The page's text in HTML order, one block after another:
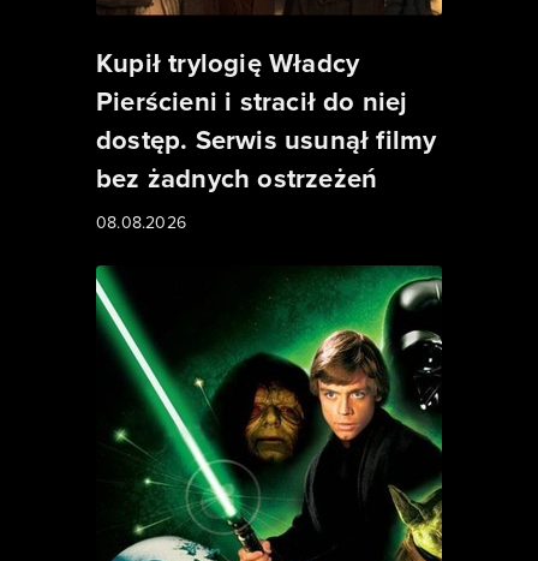
Kupił trylogię Władcy
Pierścieni i stracił do niej
dostęp. Serwis usunął filmy
bez żadnych ostrzeżeń
08.08.2026